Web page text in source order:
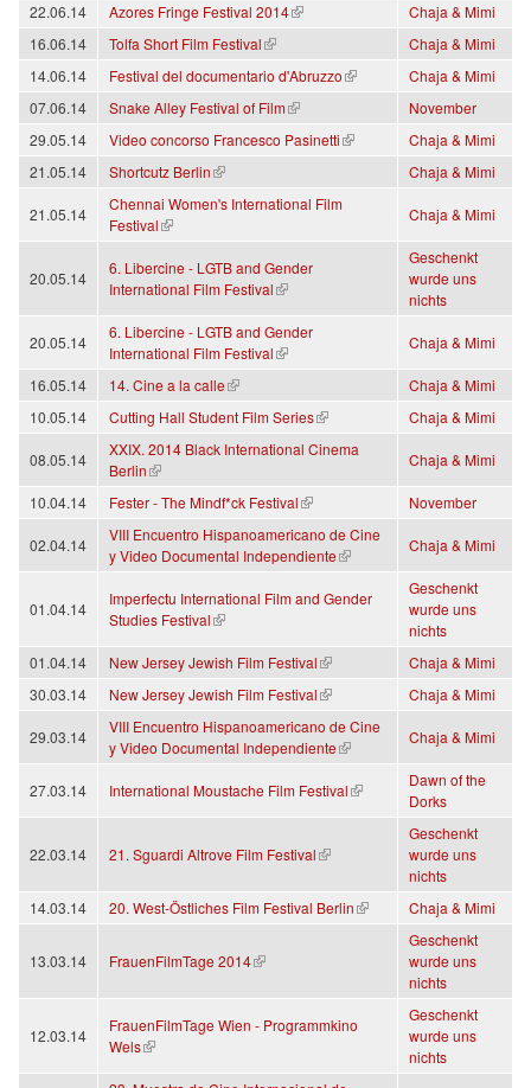
22.06.14
Azores Fringe Festival 2014
(link is external)
Chaja & Mimi
16.06.14
Tolfa Short Film Festival
(link is external)
Chaja & Mimi
14.06.14
Festival del documentario d'Abruzzo
(link is external)
Chaja & Mimi
07.06.14
Snake Alley Festival of Film
(link is external)
November
29.05.14
Video concorso Francesco Pasinetti
(link is external)
Chaja & Mimi
21.05.14
Shortcutz Berlin
(link is external) Chaja & Mimi
21.05.14
Chennai Women's International Film
Festival
(link is external)
Chaja & Mimi
20.05.14
6. Libercine - LGTB and Gender
International Film Festival
(link is external)
Geschenkt
wurde uns
nichts
20.05.14
6. Libercine - LGTB and Gender
International Film Festival
(link is external)
Chaja & Mimi
16.05.14 14. Cine a la calle
(link is external)
Chaja & Mimi
10.05.14
Cutting Hall Student Film Series
(link is external) Chaja & Mimi
08.05.14
XXIX. 2014 Black International Cinema
Berlin
(link is external)
Chaja & Mimi
10.04.14 Fester - The Mindf*ck Festival
(link is external) November
02.04.14
VIII Encuentro Hispanoamericano de Cine
y Video Documental Independiente
(link is external)
Chaja & Mimi
01.04.14
Imperfectu International Film and Gender
Studies Festival
(link is external)
Geschenkt
wurde uns
nichts
01.04.14
New Jersey Jewish Film Festival
(link is external)
Chaja & Mimi
30.03.14
New Jersey Jewish Film Festival
(link is external) Chaja & Mimi
29.03.14
VIII Encuentro Hispanoamericano de Cine
y Video Documental Independiente
(link is external)
Chaja & Mimi
27.03.14 International Moustache Film Festival
(link is external)
Dawn of the
Dorks
22.03.14 21. Sguardi Altrove Film Festival
(link is external)
Geschenkt
wurde uns
nichts
14.03.14
20. West-Östliches Film Festival Berlin
(link is external) Chaja & Mimi
13.03.14 FrauenFilmTage 2014
(link is external)
Geschenkt
wurde uns
nichts
12.03.14
FrauenFilmTage Wien - Programmkino
Wels
(link is external)
Geschenkt
wurde uns
nichts